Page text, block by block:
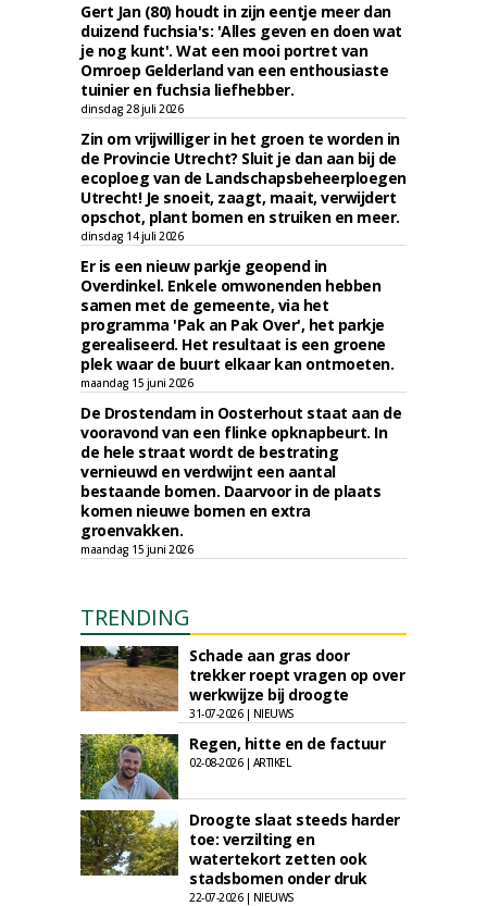
Gert Jan (80) houdt in zijn eentje meer dan
duizend fuchsia's: 'Alles geven en doen wat
je nog kunt'. Wat een mooi portret van
Omroep Gelderland van een enthousiaste
tuinier en fuchsia liefhebber.
dinsdag 28 juli 2026
Zin om vrijwilliger in het groen te worden in
de Provincie Utrecht? Sluit je dan aan bij de
ecoploeg van de Landschapsbeheerploegen
Utrecht! Je snoeit, zaagt, maait, verwijdert
opschot, plant bomen en struiken en meer.
dinsdag 14 juli 2026
Er is een nieuw parkje geopend in
Overdinkel. Enkele omwonenden hebben
samen met de gemeente, via het
programma 'Pak an Pak Over', het parkje
gerealiseerd. Het resultaat is een groene
plek waar de buurt elkaar kan ontmoeten.
maandag 15 juni 2026
De Drostendam in Oosterhout staat aan de
vooravond van een flinke opknapbeurt. In
de hele straat wordt de bestrating
vernieuwd en verdwijnt een aantal
bestaande bomen. Daarvoor in de plaats
komen nieuwe bomen en extra
groenvakken.
maandag 15 juni 2026
TRENDING
Schade aan gras door
trekker roept vragen op over
werkwijze bij droogte
31-07-2026 | NIEUWS
Regen, hitte en de factuur
02-08-2026 | ARTIKEL
Droogte slaat steeds harder
toe: verzilting en
watertekort zetten ook
stadsbomen onder druk
22-07-2026 | NIEUWS